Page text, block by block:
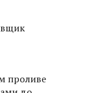
проливе